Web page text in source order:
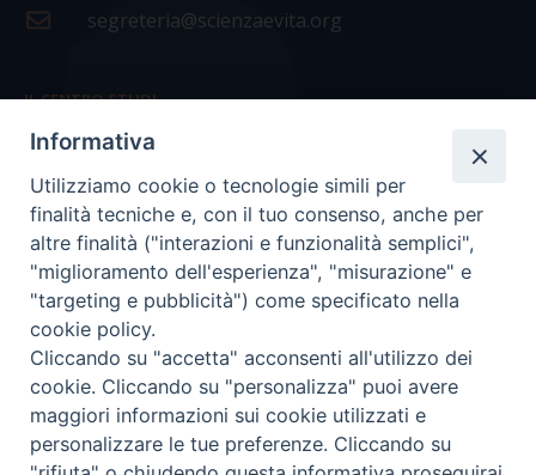
segreteria@scienzaevita.org
IL CENTRO STUDI
La nostra storia
Statuto
Presidenza e ufficio presidenza
Consiglio scientifico
Coordinamento nazionale
Informativa
Utilizziamo cookie o tecnologie simili per
finalità tecniche e, con il tuo consenso, anche per
altre finalità ("interazioni e funzionalità semplici",
"miglioramento dell'esperienza", "misurazione" e
"targeting e pubblicità") come specificato nella
cookie policy.
Cliccando su "accetta" acconsenti all'utilizzo dei
cookie. Cliccando su "personalizza" puoi avere
maggiori informazioni sui cookie utilizzati e
personalizzare le tue preferenze. Cliccando su